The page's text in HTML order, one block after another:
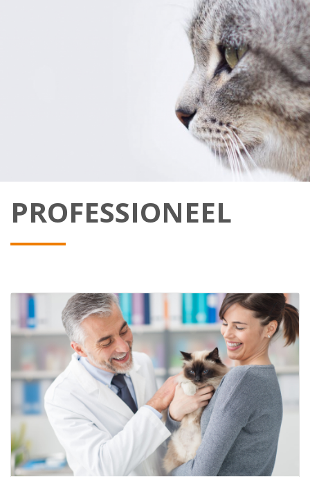
PROFESSIONEEL
Afbeelding